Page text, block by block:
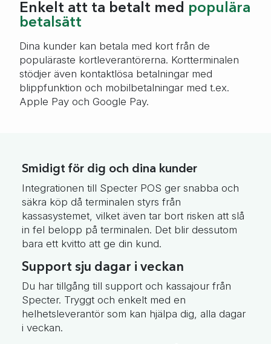
Enkelt att ta betalt med populära
betalsätt
Dina kunder kan betala med kort från de
populäraste kortleverantörerna. Kortterminalen
stödjer även kontaktlösa betalningar med
blippfunktion och mobilbetalningar med t.ex.
Apple Pay och Google Pay.
Smidigt för dig och dina kunder
Integrationen till Specter POS ger snabba och
säkra köp då terminalen styrs från
kassasystemet, vilket även tar bort risken att slå
in fel belopp på terminalen. Det blir dessutom
bara ett kvitto att ge din kund.
Support sju dagar i veckan
Du har tillgång till support och kassajour från
Specter. Tryggt och enkelt med en
helhetsleverantör som kan hjälpa dig, alla dagar
i veckan.